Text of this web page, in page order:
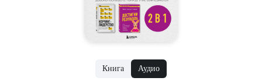
Книга Аудио